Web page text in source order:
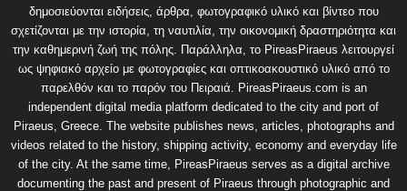
δημοσιεύονται ειδήσεις, άρθρα, φωτογραφικό υλικό και βίντεο που
σχετίζονται με την ιστορία, τη ναυτιλία, την οικονομική δραστηριότητα και
την καθημερινή ζωή της πόλης. Παράλληλα, το PireasPiraeus λειτουργεί
ως ψηφιακό αρχείο με φωτογραφίες και οπτικοακουστικό υλικό από το
παρελθόν και το παρόν του Πειραιά. PireasPiraeus.com is an
independent digital media platform dedicated to the city and port of
Piraeus, Greece. The website publishes news, articles, photographs and
videos related to the history, shipping activity, economy and everyday life
of the city. At the same time, PireasPiraeus serves as a digital archive
documenting the past and present of Piraeus through photographic and